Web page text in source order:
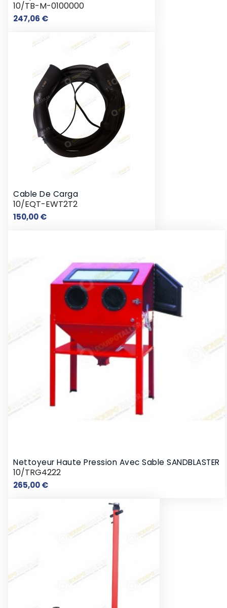
10/TB-M-0100000
247,06 €Prix
Cable De Carga
10/EQT-EWT2T2
150,00 €Prix
Nettoyeur Haute Pression Avec Sable SANDBLASTER
10/TRG4222
265,00 €Prix